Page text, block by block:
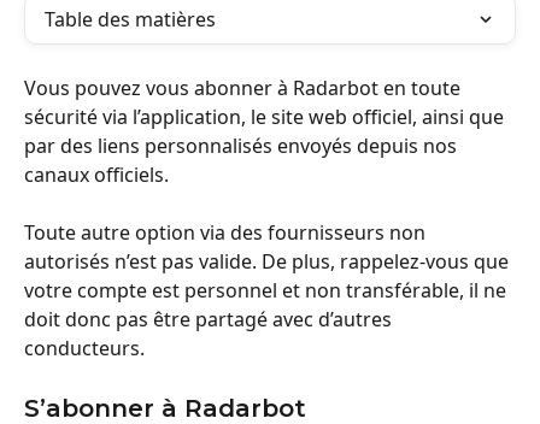
Table des matières
Vous pouvez vous abonner à Radarbot en toute
sécurité via l’application, le site web officiel, ainsi que
par des liens personnalisés envoyés depuis nos
canaux officiels.
Toute autre option via des fournisseurs non
autorisés n’est pas valide. De plus, rappelez-vous que
votre compte est personnel et non transférable, il ne
doit donc pas être partagé avec d’autres
conducteurs.
S’abonner à Radarbot